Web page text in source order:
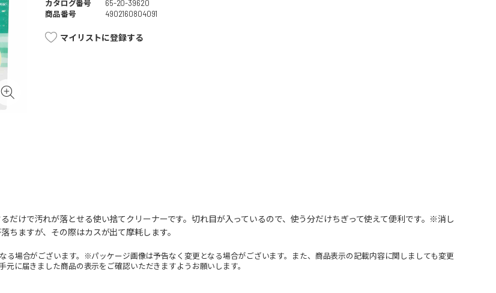
カタログ番号
65-20-39620
商品番号
4902160804091
マイリストに登録する
だけで汚れが落とせる使い捨てクリーナーです。切れ目が入っているので、使う分だけちぎって使えて便利です。※消し
ちますが、その際はカスが出て摩耗します。
る場合がございます。※パッケージ画像は予告なく変更となる場合がございます。また、商品表示の記載内容に関しましても変更
元に届きました商品の表示をご確認いただきますようお願いします。